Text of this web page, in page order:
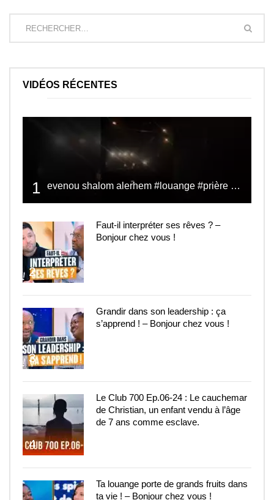
VIDÉOS RÉCENTES
1 evenou shalom alerhem #louange #prière #shalom
2
Faut-il interpréter ses rêves ? –
Bonjour chez vous !
3
Grandir dans son leadership : ça
s’apprend ! – Bonjour chez vous !
4
Le Club 700 Ep.06-24 : Le cauchemar
de Christian, un enfant vendu à l’âge
de 7 ans comme esclave.
Ta louange porte de grands fruits dans
ta vie ! – Bonjour chez vous !